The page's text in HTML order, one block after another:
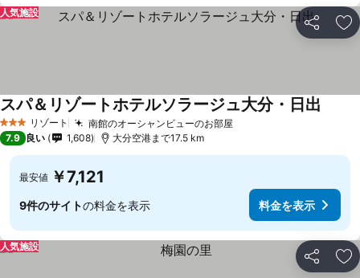
シェア お
人気施設
3 ホテルのランク
リゾート 南館のオーシャンビューのお部屋
スパ＆リゾートホテルソラージュ大分・日出
7.9 良い 1,608 大分空港まで17.5 km
最安値 ￥7,121
9件のサイトの料金を表示 料金を表示
シェア お
人気施設